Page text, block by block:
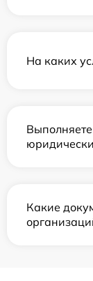
На каких
Какие